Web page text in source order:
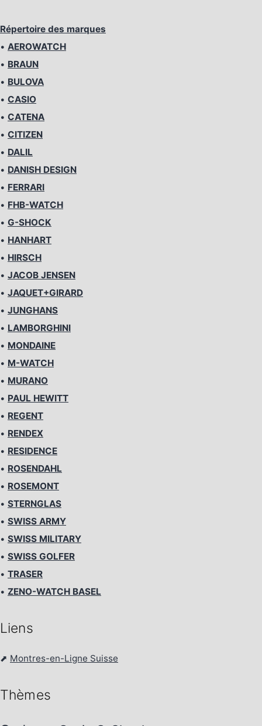
Répertoire des marques
• AEROWATCH
• BRAUN
• BULOVA
• CASIO
• CATENA
• CITIZEN
• DALIL
• DANISH DESIGN
• FERRARI
• FHB-WATCH
• G-SHOCK
• HANHART
• HIRSCH
• JACOB JENSEN
• JAQUET+GIRARD
• JUNGHANS
• LAMBORGHINI
• MONDAINE
• M-WATCH
• MURANO
• PAUL HEWITT
• REGENT
• RENDEX
• RESIDENCE
• ROSENDAHL
• ROSEMONT
• STERNGLAS
• SWISS ARMY
• SWISS MILITARY
• SWISS GOLFER
• TRASER
• ZENO-WATCH BASEL
Liens
⬈ Montres-en-Ligne Suisse
Thèmes